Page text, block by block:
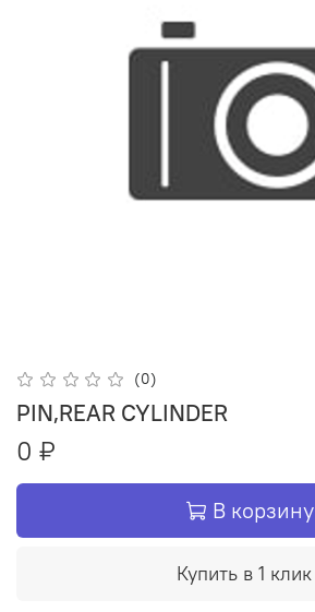
(0)
PIN,REAR CYLINDER
0 ₽
В корзину
Купить в 1 клик